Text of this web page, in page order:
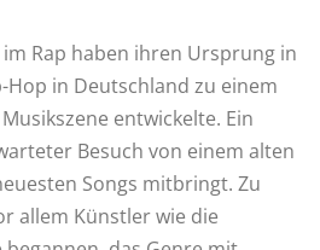
Rap haben ihren Ursprung in
Hop in Deutschland zu einem
entwickelte. Ein
Besuch von einem alten
Songs mitbringt. Zu
allem Künstler wie die